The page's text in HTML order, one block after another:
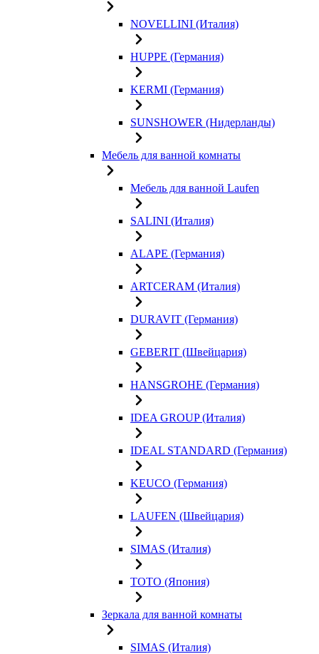
NOVELLINI (Италия)
HUPPE (Германия)
KERMI (Германия)
SUNSHOWER (Нидерланды)
Мебель для ванной комнаты
Мебель для ванной Laufen
SALINI (Италия)
ALAPE (Германия)
ARTCERAM (Италия)
DURAVIT (Германия)
GEBERIT (Швейцария)
HANSGROHE (Германия)
IDEA GROUP (Италия)
IDEAL STANDARD (Германия)
KEUCO (Германия)
LAUFEN (Швейцария)
SIMAS (Италия)
TOTO (Япония)
Зеркала для ванной комнаты
SIMAS (Италия)